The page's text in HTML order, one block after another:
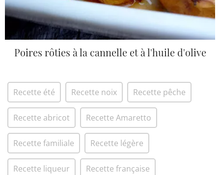
Poires rôties à la cannelle et à l'huile d'olive
Recette été Recette noix Recette pêche
Recette abricot Recette Amaretto
Recette familiale Recette légère
Recette liqueur Recette française